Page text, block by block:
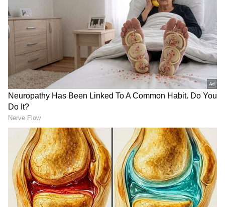
ವರ್ಚಸ್ಸಿಗೆ ಧಕ್ಕೆ ತರಲು ಕಾಂಗ್ರೆಸ್ ಪ್ರಯತ್ನಿಸಿತು. ಆದರೆ,
ಇವತ್ತು ಎಚ್ಎಎಲ್‌ ಸಂಸ್ಥೆ ವಹಿವಾಟು, ಆದಾಯ ಹಾಗೂ
ಉತ್ಪಾದನೆಯಲ್ಲಿ ದಾಖಲೆ ಸಾಧಿಸಿದೆ ಎಂದು ಹರ್ಷ
ವ್ಯಕ್ತಪಡಿಸಿದರು. ಕಾಂಗ್ರೆಸ್ ಮತ್ತು ಇಂಡಿ (ಇಂಡಿಯಾ)
ಮೈತ್ರಿಕೂಟದ ಪಕ್ಷಗಳು ತಂತ್ರಜ್ಞಾನದ ವಿರೋಧಿ ಎಂದು
ಆಪಾದಿಸಿದ ಪ್ರಧಾನಿ ಮೋದಿ, ಕಾಂಗ್ರೆಸ್ ಪಕ್ಷವು ಆಧಾರ್
ಮತ್ತು ಜನಧನ್ ಖಾತೆಯನ್ನು ವಿರೋಧಿಸಿತ್ತು. ಡಿಜಿಟಲ್
ಪೇಮೆಂಟ್ ಬಗ್ಗೆ ತಮಾಷೆ ಮಾಡಿತ್ತು.
ಕೊರೋನಾ ಲಸಿಕೆ ಬಗ್ಗೆಯೂ ಲಘುವಾಗಿ ಮಾತನಾಡಿತ್ತು.
ದೇಶವನ್ನು ಹಸಿರು ಶಕ್ತಿಯ ಕೇಂದ್ರವನ್ನಾಗಿ, ಔಷಧ ಉತ್ಪಾದನಾ
ಕೇಂದ್ರವನ್ನಾಗಿ, ಎಲೆಕ್ರ್ಟಾನಿಕ್ಸ್ ಕೇಂದ್ರವನ್ನಾಗಿ, ವಿದ್ಯುತ್‌ಚಾಲಿತ
ವಾಹನ ಕೇಂದ್ರವನ್ನಾಗಿ, ಸೆಮಿಕಂಡಕ್ಟರ್‌ ಕೇಂದ್ರವನ್ನಾಗಿ
ಮಾಡುವ ಮೂಲಕ ಜಾಗತಿಕ ಮಟ್ಟದ ಆರ್ಥಿಕ ಕೇಂದ್ರವನ್ನಾಗಿ
RECOMMENDED STORIES